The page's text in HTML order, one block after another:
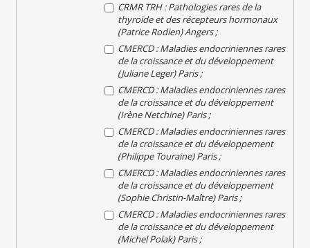
CRMR TRH : Pathologies rares de la
thyroïde et des récepteurs hormonaux
(Patrice Rodien) Angers ;
CMERCD : Maladies endocriniennes rares
de la croissance et du développement
(Juliane Leger) Paris ;
CMERCD : Maladies endocriniennes rares
de la croissance et du développement
(Irène Netchine) Paris ;
CMERCD : Maladies endocriniennes rares
de la croissance et du développement
(Philippe Touraine) Paris ;
CMERCD : Maladies endocriniennes rares
de la croissance et du développement
(Sophie Christin-Maître) Paris ;
CMERCD : Maladies endocriniennes rares
de la croissance et du développement
(Michel Polak) Paris ;